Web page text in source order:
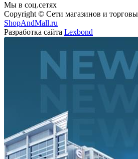
Copyright © Сети магазинов и
ShopAndMall.ru
Разработка сайта